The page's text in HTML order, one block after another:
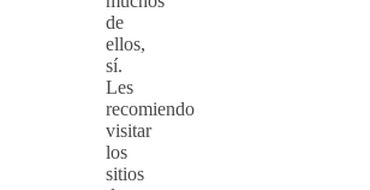
de
ellos,
sí.
Les
recomiendo
visitar
los
sitios